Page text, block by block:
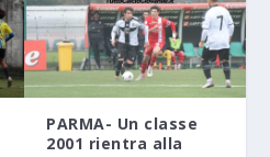
PARMA- Un classe
2001 rientra alla